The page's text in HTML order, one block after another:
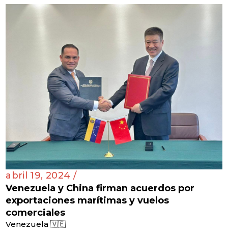
abril 19, 2024 /
Venezuela y China firman acuerdos por
exportaciones marítimas y vuelos
comerciales
Venezuela 🇻🇪